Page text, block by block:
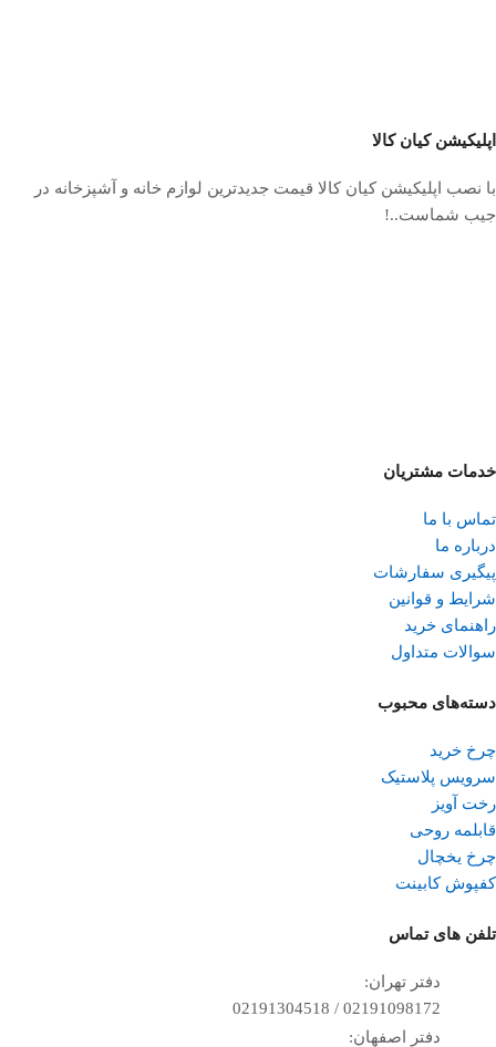
اپلیکیشن کیان کالا
با نصب اپلیکیشن کیان کالا قیمت جدیدترین لوازم خانه و آشپزخانه در
جیب شماست..!
خدمات مشتریان
تماس با ما
درباره ما
پیگیری سفارشات
شرایط و قوانین
راهنمای خرید
سوالات متداول
دسته‌های محبوب
چرخ خرید
سرویس پلاستیک
رخت آویز
قابلمه روحی
چرخ یخچال
کفپوش کابینت
تلفن ‌های تماس
دفتر تهران:
02191098172 / 02191304518
دفتر اصفهان: